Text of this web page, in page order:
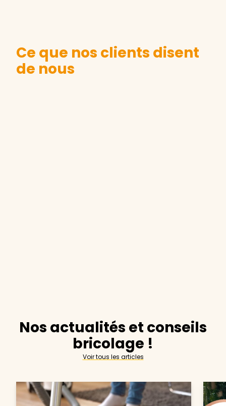
Ce que nos clients disent
de nous
Nos actualités et conseils
bricolage !
Voir tous les articles